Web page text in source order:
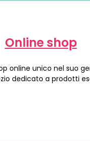
Online shop
online unico nel suo
dedicato a prodotti